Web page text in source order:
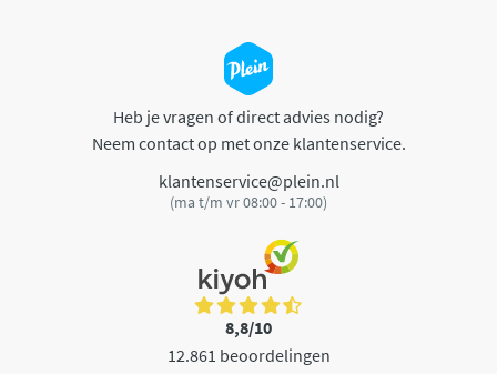
Heb je vragen of direct advies nodig?
Neem contact op met onze klantenservice.
klantenservice@plein.nl
(ma t/m vr 08:00 - 17:00)
8,8/10
12.861 beoordelingen